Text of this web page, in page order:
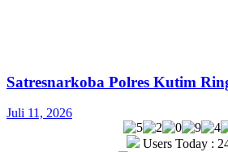
Satresnarkoba Polres Kutim
Juli 11, 2026
Users Today :